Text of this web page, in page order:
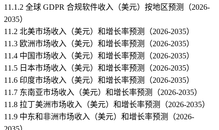
11.1.2 全球 GDPR 合规软件收入（美元）按地区预测（2026-
2035）
11.2 北美市场收入（美元）和增长率预测（2026-2035）
11.3 欧洲市场收入（美元）和增长率预测（2026-2035）
11.4 中国市场收入（美元）和增长率预测（2026-2035）
11.5 日本市场收入（美元）和增长率预测（2026-2035）
11.6 印度市场收入（美元）和增长率预测（2026-2035）
11.7 东南亚市场收入（美元）和增长率预测（2026-2035）
11.8 拉丁美洲市场收入（美元）和增长率预测（2026-2035）
11.9 中东和非洲市场收入（美元）和增长率预测（2026-